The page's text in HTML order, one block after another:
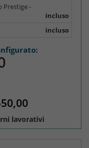
Prestige -
incluso
incluso
lavorativi